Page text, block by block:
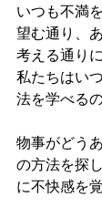
いつも不満
望む通り、
考える通り
私たちはい
法を学べる
物事がどう
の方法を探
に不快感を